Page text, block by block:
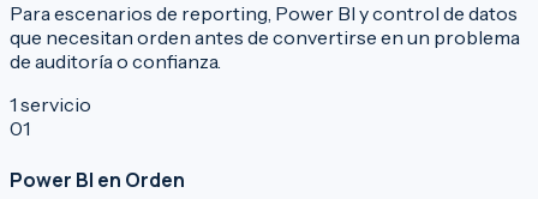
Para escenarios de reporting, Power BI y control de datos
que necesitan orden antes de convertirse en un problema
de auditoría o confianza.
1 servicio
01
Power BI en Orden